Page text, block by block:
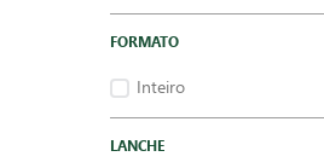
FORMATO
Inteiro
LANCHE